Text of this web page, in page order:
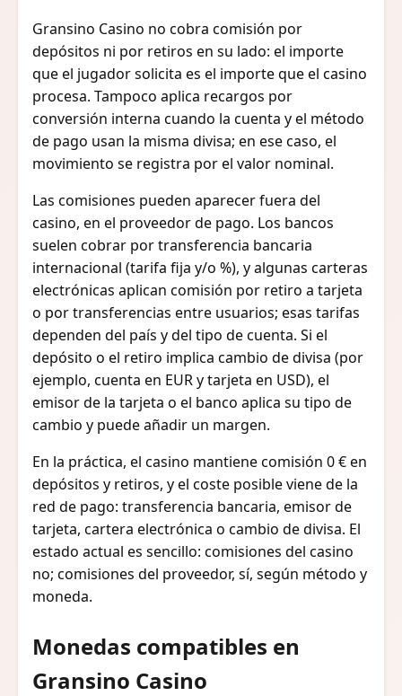
Gransino Casino no cobra comisión por
depósitos ni por retiros en su lado: el importe
que el jugador solicita es el importe que el casino
procesa. Tampoco aplica recargos por
conversión interna cuando la cuenta y el método
de pago usan la misma divisa; en ese caso, el
movimiento se registra por el valor nominal.
Las comisiones pueden aparecer fuera del
casino, en el proveedor de pago. Los bancos
suelen cobrar por transferencia bancaria
internacional (tarifa fija y/o %), y algunas carteras
electrónicas aplican comisión por retiro a tarjeta
o por transferencias entre usuarios; esas tarifas
dependen del país y del tipo de cuenta. Si el
depósito o el retiro implica cambio de divisa (por
ejemplo, cuenta en EUR y tarjeta en USD), el
emisor de la tarjeta o el banco aplica su tipo de
cambio y puede añadir un margen.
En la práctica, el casino mantiene comisión 0 € en
depósitos y retiros, y el coste posible viene de la
red de pago: transferencia bancaria, emisor de
tarjeta, cartera electrónica o cambio de divisa. El
estado actual es sencillo: comisiones del casino
no; comisiones del proveedor, sí, según método y
moneda.
Monedas compatibles en
Gransino Casino